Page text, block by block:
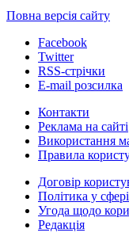
Повна версія сайту
Facebook
Twitter
RSS-стрічки
E-mail розсилка
Контакти
Реклама на сайті
Використання
Правила
Договір
Політика у
Угода щодо
Редакція